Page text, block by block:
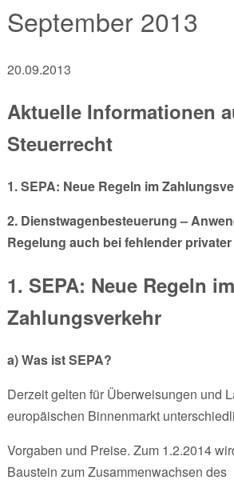
September 2013
20.09.2013
Aktuelle Informationen
Steuerrecht
1. SEPA: Neue Regeln im
2. Dienstwagenbesteuerung –
Regelung auch bei fehlender
1. SEPA: Neue Regeln im
Zahlungsverkehr
a) Was ist SEPA?
Derzeit gelten für Überweisungen und
europäischen Binnenmarkt
Vorgaben und Preise. Zum 1.2.2014
Baustein zum Zusammenwachsen des